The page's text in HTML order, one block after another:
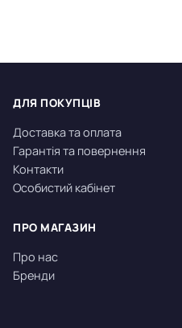
ДЛЯ ПОКУПЦІВ
Доставка та оплата
Гарантія та повернення
Контакти
Особистий кабінет
ПРО МАГАЗИН
Про нас
Бренди